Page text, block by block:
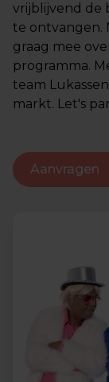
vrijblijvend de
te ontvangen.
graag mee
programma.
team
markt. Let's
Aanvragen